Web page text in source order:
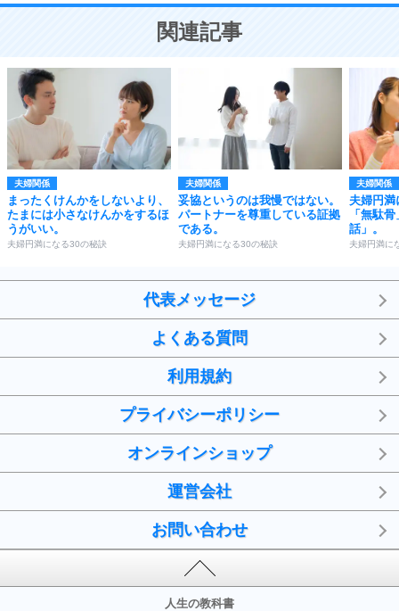
関連記事
夫婦関係
まったくけんかをしないより、
たまには小さなけんかをするほ
うがいい。
夫婦円満になる30の秘訣
夫婦関係
妥協というのは我慢ではない。
パートナーを尊重している証拠
である。
夫婦円満になる30の秘訣
夫婦関係
夫婦円満
「無駄
話」。
夫婦円満に
代表メッセージ
よくある質問
利用規約
プライバシーポリシー
オンラインショップ
運営会社
お問い合わせ
人生の教科書